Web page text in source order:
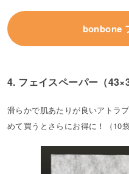
bonbone
4. フェイスペーパー（
滑らかで肌あたりが良いアトラ
めて買うとさらにお得に！（10